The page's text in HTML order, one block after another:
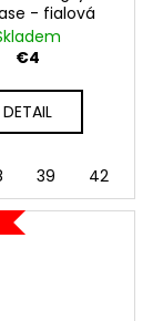
- fialová
€4
DETAIL
39 42